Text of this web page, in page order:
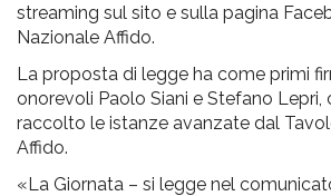
streaming sul sito e sulla pagina
Nazionale Affido.
La proposta di legge ha come primi
onorevoli Paolo Siani e Stefano Lepri,
raccolto le istanze avanzate dal
Affido.
«La Giornata – si legge nel